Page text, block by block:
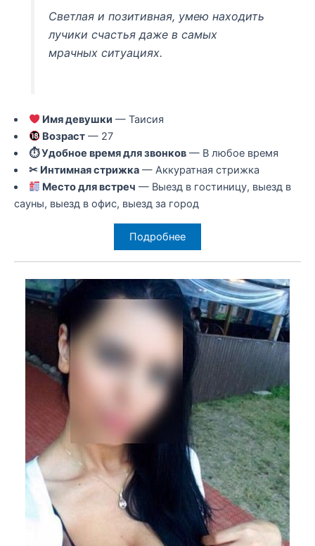
Светлая и позитивная, умею находить
лучики счастья даже в самых
мрачных ситуациях.
Имя девушки — Таисия
Возраст — 27
⏱ Удобное время для звонков— В любое время
✂ Интимная стрижка— Аккуратная стрижка
Место для встреч — Выезд в гостиницу, выезд в
сауны, выезд в офис, выезд за город
Подробнее